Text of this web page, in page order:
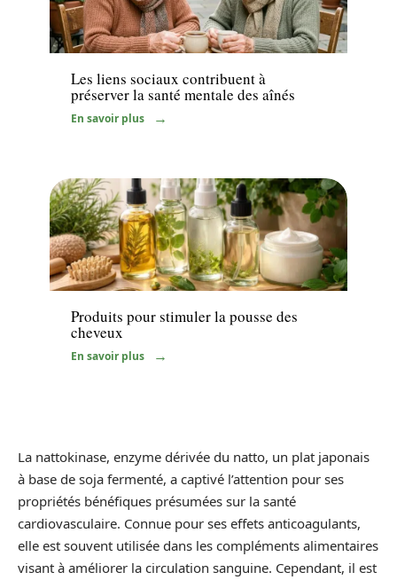
Seniors
Les liens sociaux contribuent à
préserver la santé mentale des aînés
En savoir plus
Santé
Produits pour stimuler la pousse des
cheveux
En savoir plus
La nattokinase, enzyme dérivée du natto, un plat japonais
à base de soja fermenté, a captivé l’attention pour ses
propriétés bénéfiques présumées sur la santé
cardiovasculaire. Connue pour ses effets anticoagulants,
elle est souvent utilisée dans les compléments alimentaires
visant à améliorer la circulation sanguine. Cependant, il est